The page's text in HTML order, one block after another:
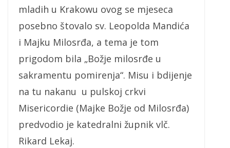
mladih u Krakowu ovog se mjeseca
posebno štovalo sv. Leopolda Mandića
i Majku Milosrđa, a tema je tom
prigodom bila „Božje milosrđe u
sakramentu pomirenja“. Misu i bdijenje
na tu nakanu u pulskoj crkvi
Misericordie (Majke Božje od Milosrđa)
predvodio je katedralni župnik vlč.
Rikard Lekaj.